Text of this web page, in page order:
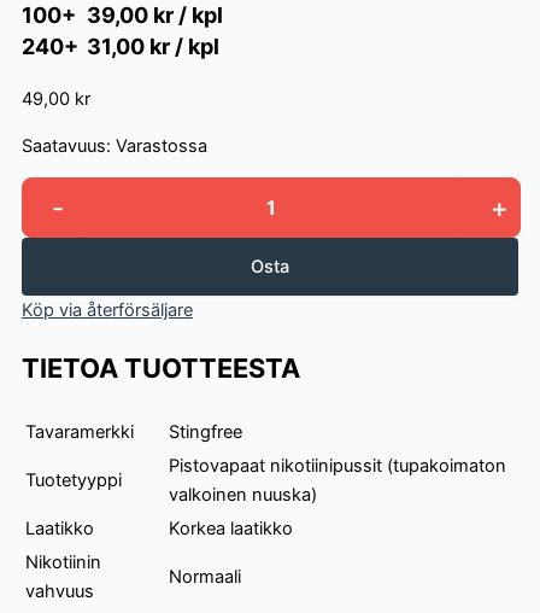
100+ 39,00 kr / kpl
240+ 31,00 kr / kpl
49,00 kr
Saatavuus: Varastossa
Stingfree
Ocean
Strong
määrä
- +
Osta
Köp via återförsäljare
TIETOA TUOTTEESTA
Tavaramerkki Stingfree
Tuotetyyppi
Pistovapaat nikotiinipussit (tupakoimaton
valkoinen nuuska)
Laatikko
Korkea laatikko
Nikotiinin
vahvuus
Normaali